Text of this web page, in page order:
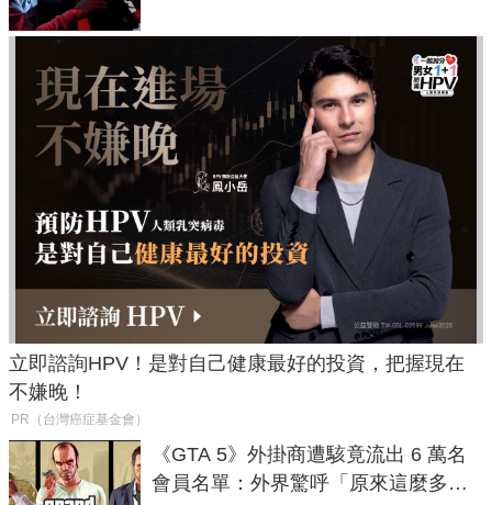
立即諮詢HPV！是對自己健康最好的投資，把握現在
不嫌晚！
PR（台灣癌症基金會）
《GTA 5》外掛商遭駭竟流出 6 萬名
會員名單：外界驚呼「原來這麼多人